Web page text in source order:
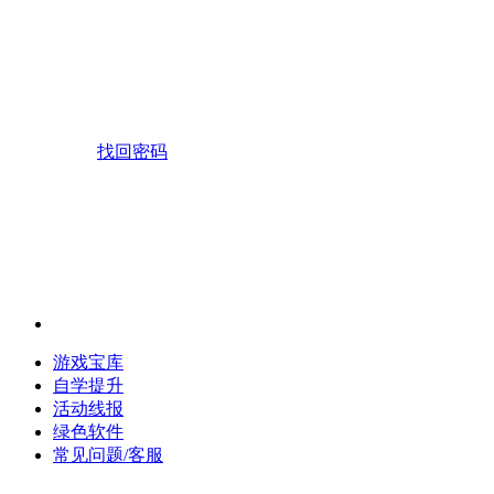
找回密码
游戏宝库
自学提升
活动线报
绿色软件
常见问题/客服